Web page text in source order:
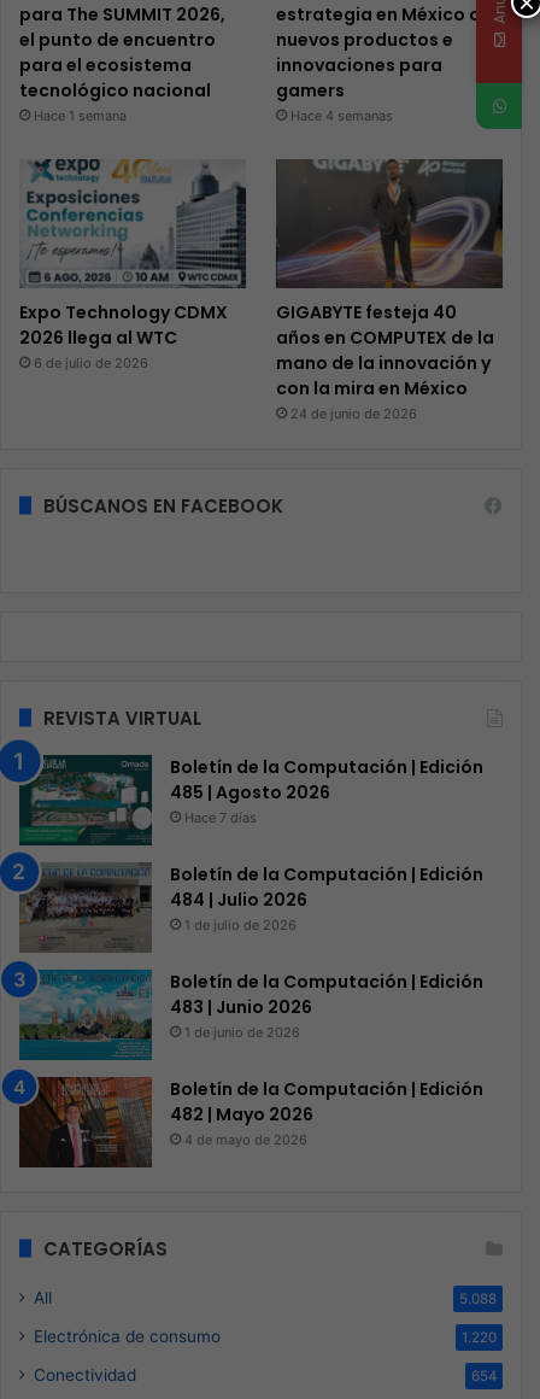
para The SUMMIT 2026,
el punto de encuentro
para el ecosistema
tecnológico nacional
Hace 1 semana
estrategia en México con
nuevos productos e
innovaciones para
gamers
Hace 4 semanas
Expo Technology CDMX
2026 llega al WTC
6 de julio de 2026
GIGABYTE festeja 40
años en COMPUTEX de la
mano de la innovación y
con la mira en México
24 de junio de 2026
BÚSCANOS EN FACEBOOK
REVISTA VIRTUAL
Boletín de la Computación | Edición
485 | Agosto 2026
Hace 7 días
Boletín de la Computación | Edición
484 | Julio 2026
1 de julio de 2026
Boletín de la Computación | Edición
483 | Junio 2026
1 de junio de 2026
Boletín de la Computación | Edición
482 | Mayo 2026
4 de mayo de 2026
CATEGORÍAS
All 5.088
Electrónica de consumo 1.220
Conectividad 654